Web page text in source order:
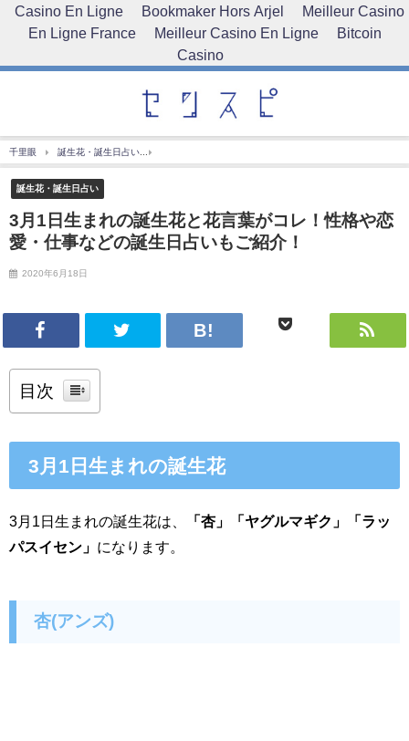
Casino En Ligne Bookmaker Hors Arjel
Meilleur Casino
En Ligne France
Meilleur Casino En Ligne
Bitcoin
Casino
千里眼 誕生花・誕生日占い
誕生花・誕生日占い
3月1日生まれの誕生花と花言葉がコレ！性格や恋
愛・仕事などの誕生日占いもご紹介！
2020年6月18日
目次
3月1日生まれの誕生花
3月1日生まれの誕生花は、
「杏」「ヤグルマギク」「ラッ
パスイセン」 になります。
杏(アンズ)